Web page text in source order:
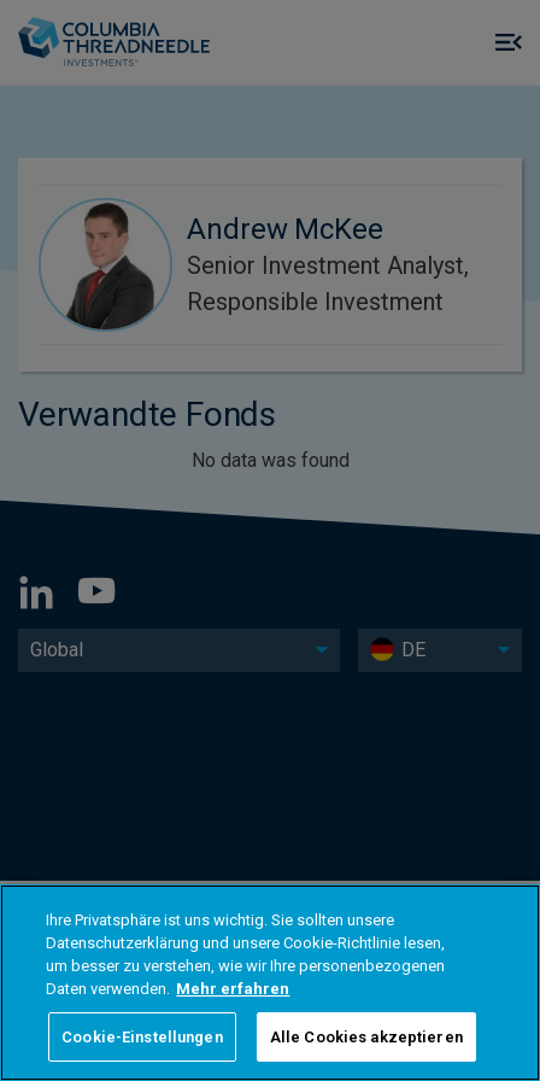
Andrew McKee
Senior Investment Analyst,
Responsible Investment
Verwandte Fonds
No data was found
Global DE
Ihre Privatsphäre ist uns wichtig. Sie sollten unsere
Datenschutzerklärung und unsere Cookie-Richtlinie lesen,
um besser zu verstehen, wie wir Ihre personenbezogenen
Daten verwenden. Mehr erfahren
Cookie-Einstellungen Alle Cookies akzeptieren